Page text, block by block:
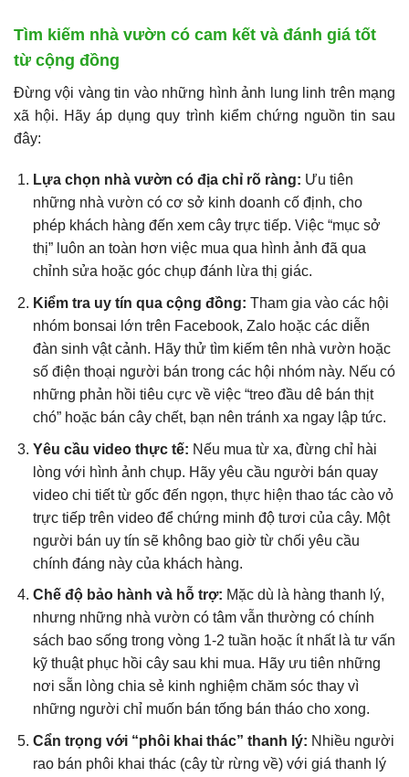
Tìm kiếm nhà vườn có cam kết và đánh giá tốt
từ cộng đồng
Đừng vội vàng tin vào những hình ảnh lung linh trên mạng
xã hội. Hãy áp dụng quy trình kiểm chứng nguồn tin sau
đây:
Lựa chọn nhà vườn có địa chỉ rõ ràng: Ưu tiên
những nhà vườn có cơ sở kinh doanh cố định, cho
phép khách hàng đến xem cây trực tiếp. Việc “mục sở
thị” luôn an toàn hơn việc mua qua hình ảnh đã qua
chỉnh sửa hoặc góc chụp đánh lừa thị giác.
Kiểm tra uy tín qua cộng đồng: Tham gia vào các hội
nhóm bonsai lớn trên Facebook, Zalo hoặc các diễn
đàn sinh vật cảnh. Hãy thử tìm kiếm tên nhà vườn hoặc
số điện thoại người bán trong các hội nhóm này. Nếu có
những phản hồi tiêu cực về việc “treo đầu dê bán thịt
chó” hoặc bán cây chết, bạn nên tránh xa ngay lập tức.
Yêu cầu video thực tế: Nếu mua từ xa, đừng chỉ hài
lòng với hình ảnh chụp. Hãy yêu cầu người bán quay
video chi tiết từ gốc đến ngọn, thực hiện thao tác cào vỏ
trực tiếp trên video để chứng minh độ tươi của cây. Một
người bán uy tín sẽ không bao giờ từ chối yêu cầu
chính đáng này của khách hàng.
Chế độ bảo hành và hỗ trợ: Mặc dù là hàng thanh lý,
nhưng những nhà vườn có tâm vẫn thường có chính
sách bao sống trong vòng 1-2 tuần hoặc ít nhất là tư vấn
kỹ thuật phục hồi cây sau khi mua. Hãy ưu tiên những
nơi sẵn lòng chia sẻ kinh nghiệm chăm sóc thay vì
những người chỉ muốn bán tống bán tháo cho xong.
Cẩn trọng với “phôi khai thác” thanh lý: Nhiều người
rao bán phôi khai thác (cây từ rừng về) với giá thanh lý